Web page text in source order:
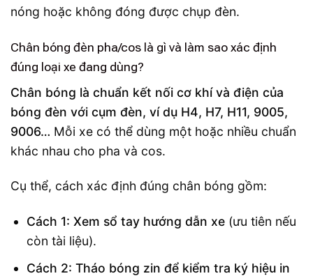
nóng hoặc không đóng được chụp đèn.
Chân bóng đèn pha/cos là gì và làm sao xác định
đúng loại xe đang dùng?
Chân bóng là chuẩn kết nối cơ khí và điện của
bóng đèn với cụm đèn, ví dụ H4, H7, H11, 9005,
9006… Mỗi xe có thể dùng một hoặc nhiều chuẩn
khác nhau cho pha và cos.
Cụ thể, cách xác định đúng chân bóng gồm:
Cách 1: Xem sổ tay hướng dẫn xe(ưu tiên nếu
còn tài liệu).
Cách 2: Tháo bóng zin để kiểm tra ký hiệu in